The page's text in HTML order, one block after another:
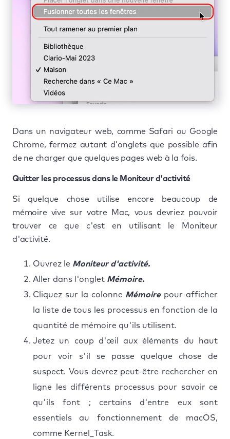
Dans un navigateur web, comme Safari ou Google
Chrome, fermez autant d'onglets que possible afin
de ne charger que quelques pages web à la fois.
Quitter les processus dans le Moniteur d'activité
Si quelque chose utilise encore beaucoup de
mémoire vive sur votre Mac, vous devriez pouvoir
trouver ce que c'est en utilisant le Moniteur
d'activité.
Ouvrez le Moniteur d'activité.
Aller dans l'onglet Mémoire.
Cliquez sur la colonne Mémoirepour afficher
la liste de tous les processus en fonction de la
quantité de mémoire qu'ils utilisent.
Jetez un coup d'œil aux éléments du haut
pour voir s'il se passe quelque chose de
suspect. Vous devrez peut-être rechercher en
ligne les différents processus pour savoir ce
qu'ils font ; certains d'entre eux sont
essentiels au fonctionnement de macOS,
comme Kernel_Task.